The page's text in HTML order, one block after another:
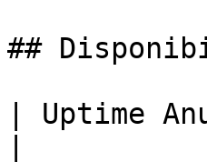
##
| Uptime